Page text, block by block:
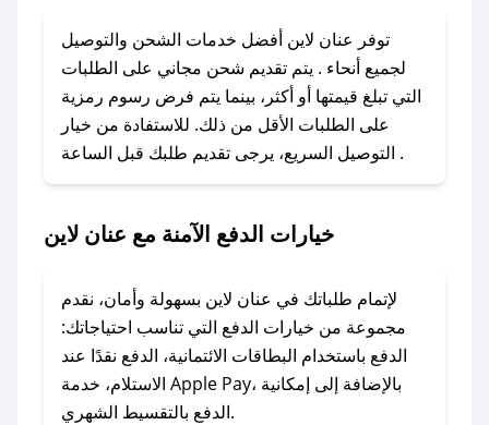
تواصل معنا عبر تويتر أو البريد الإلكتروني لإضافته
بسرعة.
### كيفية استخدام كود خصم عنان لاين؟
1. انسخ كود الخصم من تطبيق صحصح.
2. الصقه في خانة الدفع عند التسوق من عنان لاين.
### ماذا أفعل إذا لم يعمل كود الخصم؟
الرسائل الخاصة على تويتر أو البريد الإلكتروني،
وسنقوم بحل المشكلة في أسرع وقت ممكن.
### ماذا أفعل إذا لم أجد كود خصم لمتجري
المفضل؟
توفر عنان لاين أفضل خدمات الشحن والتوصيل
لجميع أنحاء . يتم تقديم شحن مجاني على الطلبات
التي تبلغ قيمتها أو أكثر، بينما يتم فرض رسوم رمزية
على الطلبات الأقل من ذلك. للاستفادة من خيار
التوصيل السريع، يرجى تقديم طلبك قبل الساعة .
خيارات الدفع الآمنة مع عنان لاين
لإتمام طلباتك في عنان لاين بسهولة وأمان، نقدم
مجموعة من خيارات الدفع التي تناسب احتياجاتك:
الدفع باستخدام البطاقات الائتمانية، الدفع نقدًا عند
الاستلام، خدمة Apple Pay، بالإضافة إلى إمكانية
الدفع بالتقسيط الشهري.